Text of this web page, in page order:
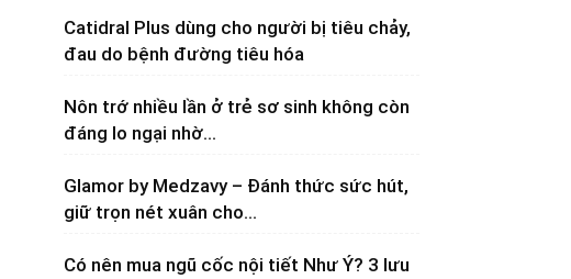
Catidral Plus dùng cho người bị tiêu chảy,
đau do bệnh đường tiêu hóa
Nôn trớ nhiều lần ở trẻ sơ sinh không còn
đáng lo ngại nhờ...
Glamor by Medzavy – Đánh thức sức hút,
giữ trọn nét xuân cho...
Có nên mua ngũ cốc nội tiết Như Ý? 3 lưu